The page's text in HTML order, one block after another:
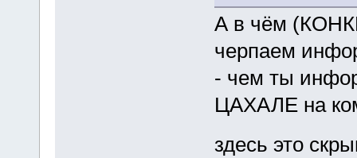
А в чём
черпаем
- чем ты
ЦАХАЛЕ на
здесь это